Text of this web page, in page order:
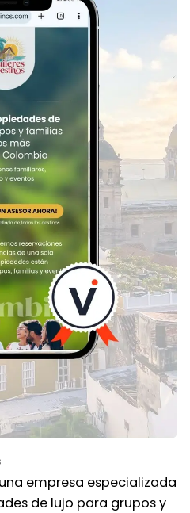
empresa especializada
de lujo para grupos y